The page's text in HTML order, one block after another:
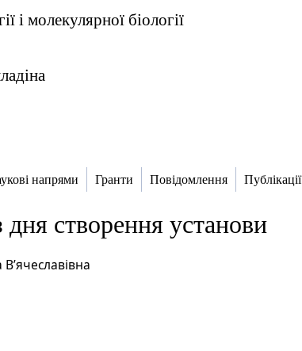
і молекулярної біології
напрями Гранти Повідомлення Публікації
дня створення установи